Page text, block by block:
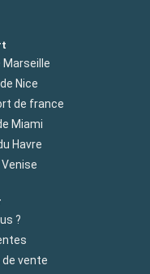
Marseille
Nice
de france
Miami
Havre
?
vente